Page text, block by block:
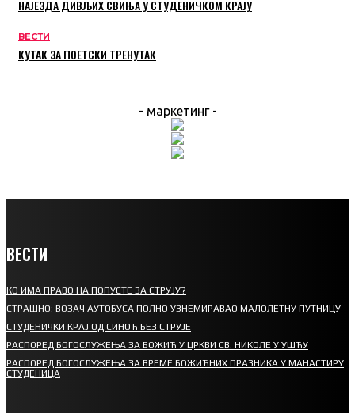
НАЈЕЗДА ДИВЉИХ СВИЊА У СТУДЕНИЧКОМ КРАЈУ
ВЕСТИ
КУТАК ЗА ПОЕТСКИ ТРЕНУТАК
- маркетинг -
ВЕСТИ
КО ИМА ПРАВО НА ПОПУСТЕ ЗА СТРУЈУ?
СТРАШНО: ВОЗАЧ АУТОБУСА ПОЛНО УЗНЕМИРАВАО МАЛОЛЕТНУ ПУТНИЦУ
СТУДЕНИЧКИ КРАЈ ОД СИНОЋ БЕЗ СТРУЈЕ
РАСПОРЕД БОГОСЛУЖЕЊА ЗА БОЖИЋ У ЦРКВИ СВ. НИКОЛЕ У УШЋУ
РАСПОРЕД БОГОСЛУЖЕЊА ЗА ВРЕМЕ БОЖИЋНИХ ПРАЗНИКА У МАНАСТИРУ
СТУДЕНИЦА